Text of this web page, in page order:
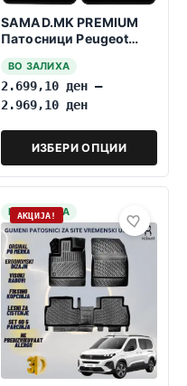
SAMAD.MK PREMIUM
Патосници Peugeot
ВО ЗАЛИХА
2.699,10 ден –
2.969,10 ден
ИЗБЕРИ ОПЦИИ
НА ЗАЛИХА
АКЦИЈА!